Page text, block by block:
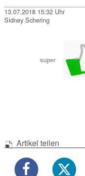
13.07.2018 15:32 Uhr
Sidney Schering
super
Artikel teilen